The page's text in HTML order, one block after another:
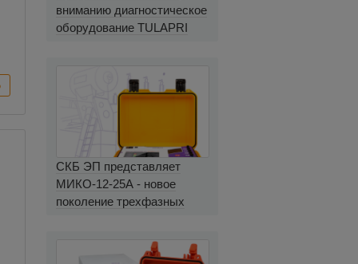
вниманию диагностическое
оборудование TULAPRI
СКБ ЭП представляет
МИКО-12-25А - новое
поколение трехфазных